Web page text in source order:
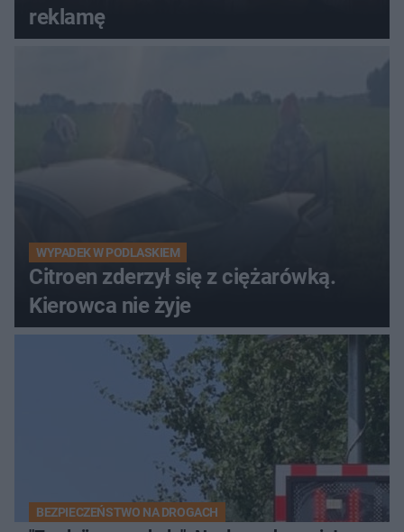
reklamę
WYPADEK W PODLASKIEM
Citroen zderzył się z ciężarówką.
Kierowca nie żyje
BEZPIECZEŃSTWO NA DROGACH